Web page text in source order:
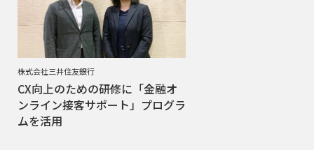
株式会社三井住友銀行
CX向上のための研修に「金融オ
ンライン接客サポート」プログラ
ムを活用